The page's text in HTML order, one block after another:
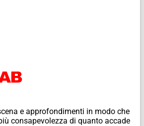
e approfondimenti in modo che
consapevolezza di quanto accade